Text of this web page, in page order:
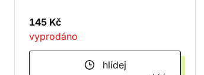
145 Kč
vyprodáno
hlídej